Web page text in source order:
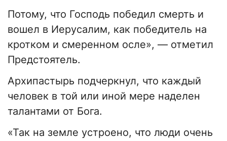
Потому, что Господь победил смерть и
вошел в Иерусалим, как победитель на
кротком и смеренном осле», — отметил
Предстоятель.
Архипастырь подчеркнул, что каждый
человек в той или иной мере наделен
талантами от Бога.
«Так на земле устроено, что люди очень